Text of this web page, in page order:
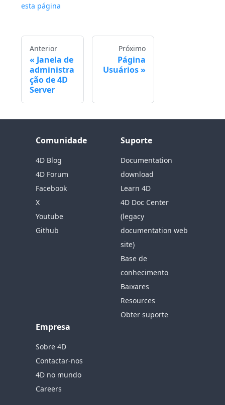
esta página
Anterior
Janela de
administra
ção de 4D
Server
Próximo
Página
Usuários
Comunidade
4D Blog
4D Forum
Facebook
X
Youtube
Github
Suporte
Documentation
download
Learn 4D
4D Doc Center
(legacy
documentation web
site)
Base de
conhecimento
Baixares
Resources
Obter suporte
Empresa
Sobre 4D
Contactar-nos
4D no mundo
Careers